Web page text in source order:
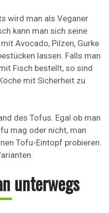
wird man als Veganer
kann man sich seine
mit Avocado, Pilzen, Gurke
lassen. Falls man
Fisch bestellt, so sind
mit Sicherheit zu
des Tofus. Egal ob man
mag oder nicht, man
Tofu-Eintopf probieren.
unterwegs